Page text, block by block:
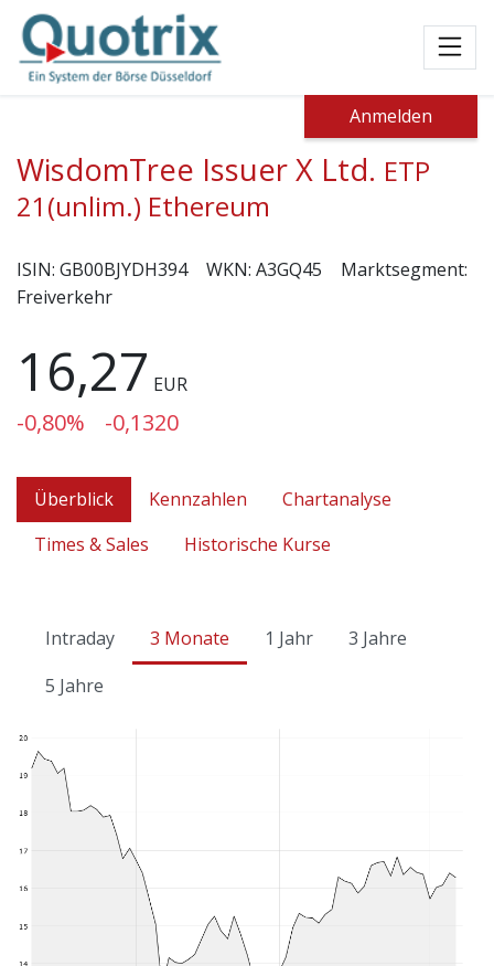
Anmelden
WisdomTree Issuer X Ltd. ETP
21(unlim.) Ethereum
ISIN: GB00BJYDH394 WKN: A3GQ45
Marktsegment:
Freiverkehr
16,27 EUR
-0,80% -0,1320
Überblick Kennzahlen
Chartanalyse
Times & Sales
Historische Kurse
Intraday 3 Monate 1 Jahr
3 Jahre
5 Jahre